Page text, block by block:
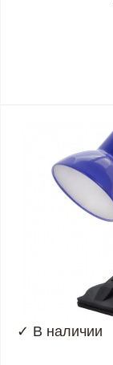
✓ В наличии